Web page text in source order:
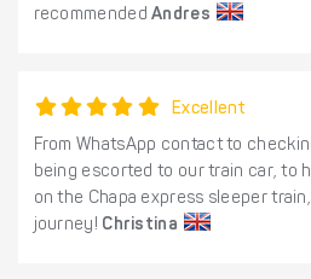
recommendedAndres
Excellent
From WhatsApp contact to
being escorted to our train car, to
on the Chapa express sleeper
journey! Christina